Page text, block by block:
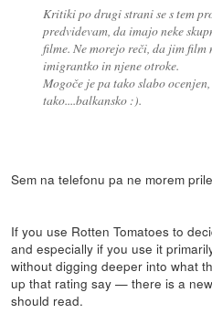
Kritiki po drugi strani se s tem
predvidevam, da imajo neke
filme. Ne morejo reči, da jim film
imigrantko in njene otroke.
Mogoče je pa tako slabo
tako....balkansko :).
Sem na telefonu pa ne morem
If you use Rotten Tomatoes to
and especially if you use it
without digging deeper into what
up that rating say — there is a
should read.